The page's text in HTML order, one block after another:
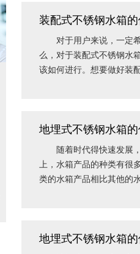
装配式不锈钢水箱
对于用户来说，一定希
么，对于装配式不锈钢水
该如何进行。想要做好装
地埋式不锈钢水箱
随着时代得快速发展，
上，水箱产品的种类有很
类的水箱产品相比其他的
地埋式不锈钢水箱